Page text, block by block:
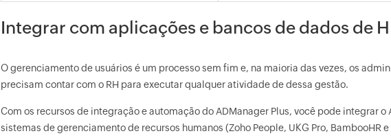
Integrar com aplicações e bancos de dados de
O gerenciamento de usuários é um processo sem fim e, na maioria das vezes, os
precisam contar com o RH para executar qualquer atividade de dessa gestão.
Com os recursos de integração e automação do ADManager Plus, você pode integrar o
sistemas de gerenciamento de recursos humanos (Zoho People, UKG Pro, BambooHR